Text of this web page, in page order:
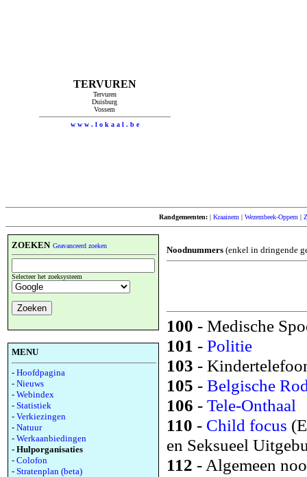
TERVUREN
Tervuren
Duisburg
Vossem
w w w . l o k a a l . b e
Randgemeenten: |Kraainem |Wezembeek-Oppem |
ZOEKEN Geavanceerd zoeken
Selecteer het zoeksysteem
MENU
- Hoofdpagina
- Nieuws
- Webindex
- Statistiek
- Verkiezingen
- Natuur
- Werkaanbiedingen
- Hulporganisaties
- Colofon
- Stratenplan (beta)
Noodnummers (enkel in dringende
100 - Medische
101 - Politie
103 -
105 - Belgische
106 - Tele-Onthaal
110 - Child focus
en Seksueel
112 - Algemeen